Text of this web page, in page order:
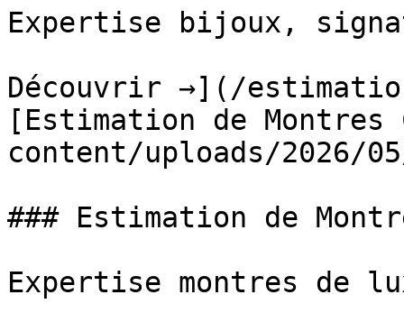
Expertise bijoux,
Découvrir →](/
[Estimation de
content/uploads/2026/
### Estimation de
Expertise montres de